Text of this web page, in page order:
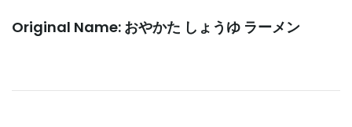
Original Name: おやかた しょうゆ ラーメン